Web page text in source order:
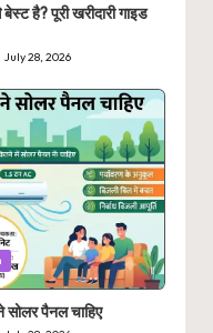
है? पूरी खरीदारी गाइड
July 28, 2026
पैनल चाहिए